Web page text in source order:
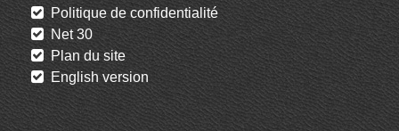
Politique de confidentialité
Net 30
Plan du site
English version